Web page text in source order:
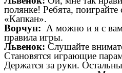
полянке! Ребята,
«Капкан».
Ворчун: А можно и я с
правила игры.
Львенок: Слушайте
Становятся играющие
Держатся за руки.